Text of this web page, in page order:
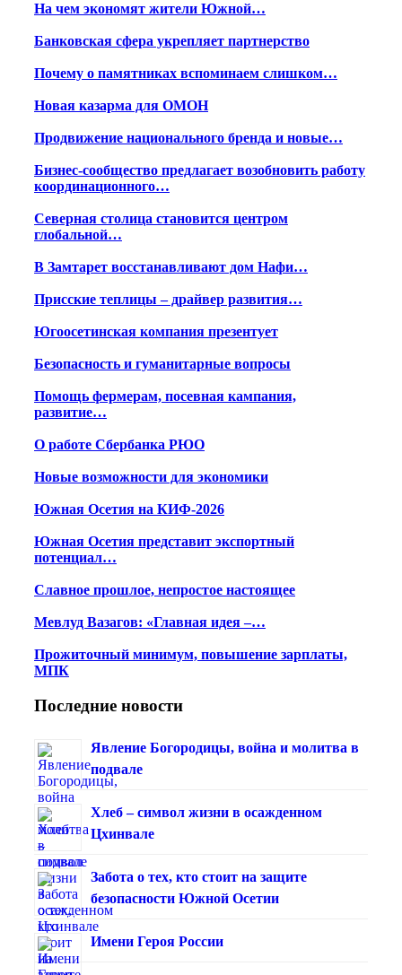
На чем экономят жители Южной…
Банковская сфера укрепляет партнерство
Почему о памятниках вспоминаем слишком…
Новая казарма для ОМОН
Продвижение национального бренда и новые…
Бизнес-сообщество предлагает возобновить работу
координационного…
Северная столица становится центром
глобальной…
В Замтарет восстанавливают дом Нафи…
Присские теплицы – драйвер развития…
Югоосетинская компания презентует
Безопасность и гуманитарные вопросы
Помощь фермерам, посевная кампания,
развитие…
О работе Сбербанка РЮО
Новые возможности для экономики
Южная Осетия на КИФ-2026
Южная Осетия представит экспортный
потенциал…
Славное прошлое, непростое настоящее
Мевлуд Вазагов: «Главная идея –…
Прожиточный минимум, повышение зарплаты,
МПК
Последние новости
Явление Богородицы, война и молитва в
подвале
Хлеб – символ жизни в осажденном
Цхинвале
Забота о тех, кто стоит на защите
безопасности Южной Осетии
Имени Героя России